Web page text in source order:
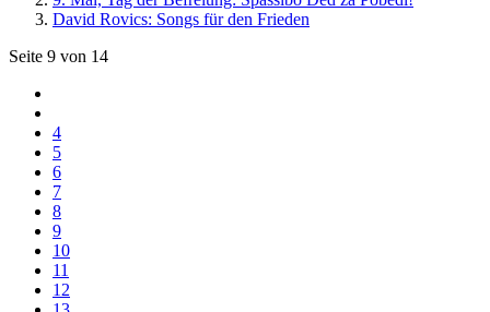
David Rovics: Songs für den Frieden
Seite 9 von 14
4
5
6
7
8
9
10
11
12